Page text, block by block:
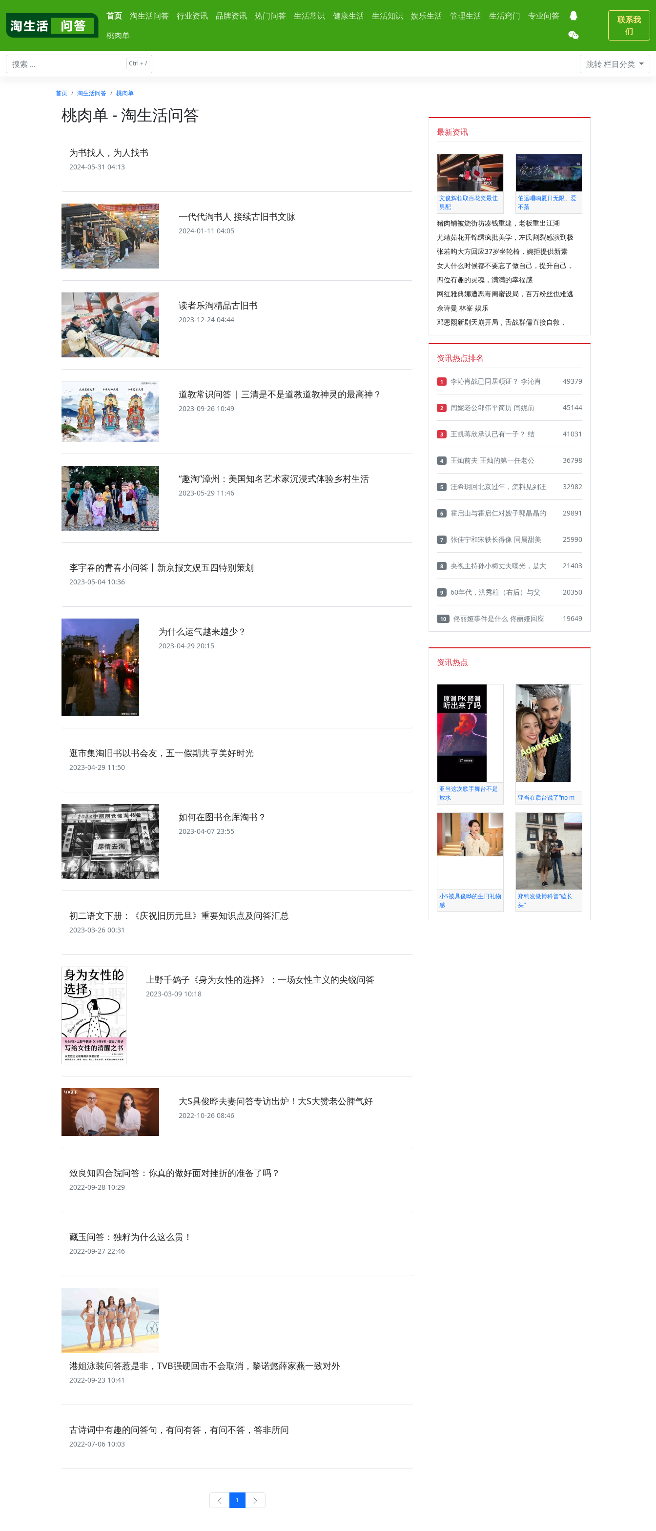
首页 淘生活问答 行业资讯 品牌资讯 热门问答 生活常识 健康生活 生活知识 娱乐生活 管理生活 生活窍门
专业问答
桃肉单
联系我
们
跳转栏目分类
首页 淘生活问答 桃肉单
桃肉单 - 淘生活问答
为书找人，为人找书
2024-05-31 04:13
一代代淘书人 接续古旧书文脉
2024-01-11 04:05
读者乐淘精品古旧书
2023-12-24 04:44
道教常识问答 | 三清是不是道教道教神灵的最高神？
2023-09-26 10:49
“趣淘”漳州：美国知名艺术家沉浸式体验乡村生活
2023-05-29 11:46
李宇春的青春小问答丨新京报文娱五四特别策划
2023-05-04 10:36
为什么运气越来越少？
2023-04-29 20:15
逛市集淘旧书以书会友，五一假期共享美好时光
2023-04-29 11:50
如何在图书仓库淘书？
2023-04-07 23:55
初二语文下册：《庆祝旧历元旦》重要知识点及问答汇总
2023-03-26 00:31
上野千鹤子《身为女性的选择》：一场女性主义的尖锐问答
2023-03-09 10:18
大S具俊晔夫妻问答专访出炉！大S大赞老公脾气好
2022-10-26 08:46
致良知四合院问答：你真的做好面对挫折的准备了吗？
2022-09-28 10:29
藏玉问答：独籽为什么这么贵！
2022-09-27 22:46
港姐泳装问答惹是非，TVB强硬回击不会取消，黎诺懿薛家燕一致对外
2022-09-23 10:41
古诗词中有趣的问答句，有问有答，有问不答，答非所问
2022-07-06 10:03
1
最新资讯
文俊辉领取百花奖最佳
男配
伯远唱响夏日无限、爱
不落
猪肉铺被烧街坊凑钱重建，老板重出江湖
尤靖茹花开锦绣疯批美学，左氏割裂感演到极
张若昀大方回应37岁坐轮椅，婉拒提供新素
女人什么时候都不要忘了做自己，提升自己，
四位有趣的灵魂，满满的幸福感
网红雅典娜遭恶毒闺蜜设局，百万粉丝也难逃
佘诗曼 林峯 娱乐
邓恩熙新剧天崩开局，舌战群儒直接自救，
资讯热点排名
1 李沁肖战已同居领证？ 李沁肖 49379
2 闫妮老公邹伟平简历 闫妮前 45144
3 王凯蒋欣承认已有一子？ 结 41031
4 王灿前夫 王灿的第一任老公 36798
5 汪希玥回北京过年，怎料见到汪 32982
6 霍启山与霍启仁对嫂子郭晶晶的 29891
7 张佳宁和宋轶长得像 同属甜美 25990
8 央视主持孙小梅丈夫曝光，是大 21403
9 60年代，洪秀柱（右后）与父 20350
10 佟丽娅事件是什么 佟丽娅回应 19649
资讯热点
亚当这次歌手舞台不是
放水
亚当在后台说了“no m
小S被具俊晔的生日礼物
感
郑钧发微博科普“磕长
头”